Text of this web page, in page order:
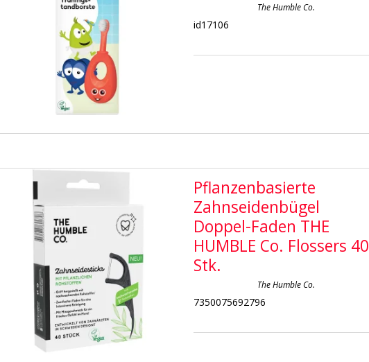
The Humble Co.
id17106
Pflanzenbasierte
Zahnseidenbügel
Doppel-Faden THE
HUMBLE Co. Flossers 40
Stk.
The Humble Co.
7350075692796